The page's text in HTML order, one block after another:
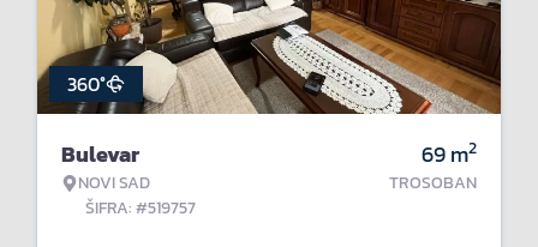
360°
Bulevar
NOVI SAD
ŠIFRA: #519757
69m2
TROSOBAN